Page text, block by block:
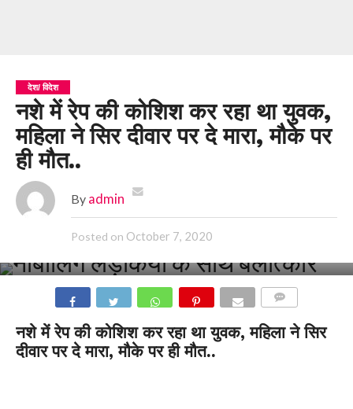
देश/ विदेश
नशे में रेप की कोशिश कर रहा था युवक,
महिला ने सिर दीवार पर दे मारा, मौके पर
ही मौत..
By admin
Posted on October 7, 2020
नशे में रेप की कोशिश कर रहा था युवक, महिला ने सिर
दीवार पर दे मारा, मौके पर ही मौत..